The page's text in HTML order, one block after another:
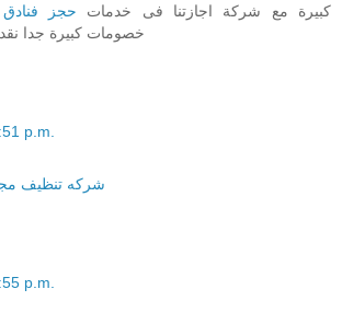
كبيرة مع شركة اجازتنا فى خدمات حجز
خصومات كبيرة جدا
p.m.
شركه تنظيف
p.m.